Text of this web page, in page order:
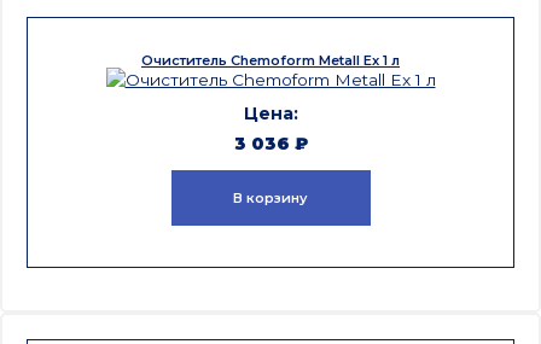
Очиститель Chemoform Metall Ex 1 л
3 036 ₽
В корзину